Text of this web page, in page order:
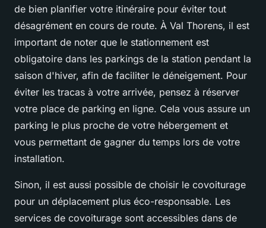
de bien planifier votre itinéraire pour éviter tout
désagrément en cours de route. À Val Thorens, il est
important de noter que le stationnement est
obligatoire dans les parkings de la station pendant la
saison d'hiver, afin de faciliter le déneigement. Pour
éviter les tracas à votre arrivée, pensez à réserver
votre place de parking en ligne. Cela vous assure un
parking le plus proche de votre hébergement et
vous permettant de gagner du temps lors de votre
installation.
Sinon, il est aussi possible de choisir le covoiturage
pour un déplacement plus éco-responsable. Les
services de covoiturage sont accessibles dans de